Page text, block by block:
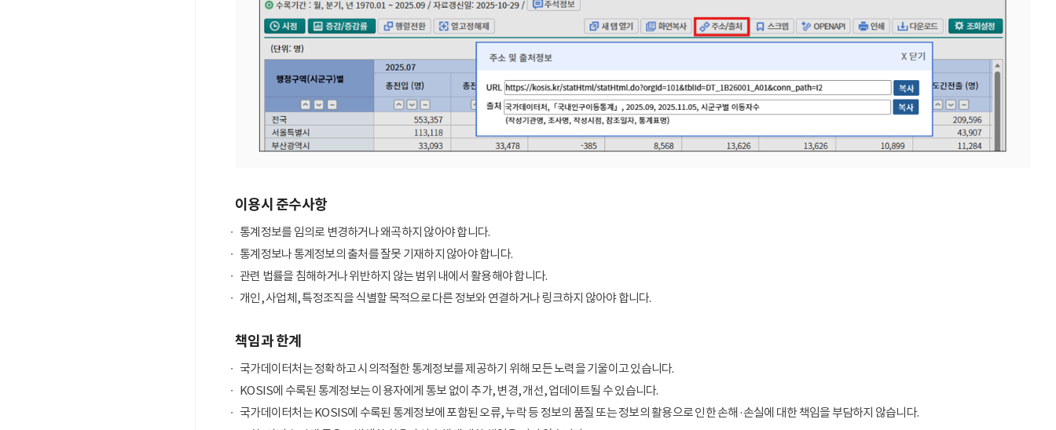
이용시 준수사항
통계정보를 임의로 변경하거나 왜곡하지 않아야 합니다.
통계정보나 통계정보의 출처를 잘못 기재하지 않아야 합니다.
관련 법률을 침해하거나 위반하지 않는 범위 내에서 활용해야 합니다.
개인, 사업체, 특정조직을 식별할 목적으로 다른 정보와 연결하거나 링크하지 않아야 합니다.
책임과 한계
국가데이터처는 정확하고 시의적절한 통계정보를 제공하기 위해 모든 노력을 기울이고 있습니다.
KOSIS에 수록된 통계정보는 이용자에게 통보 없이 추가, 변경, 개선, 업데이트될 수 있습니다.
국가데이터처는 KOSIS에 수록된 통계정보에 포함된 오류, 누락 등 정보의 품질 또는 정보의 활용으로 인한 손해·손실에 대한 책임을 부담하지 않습니다.